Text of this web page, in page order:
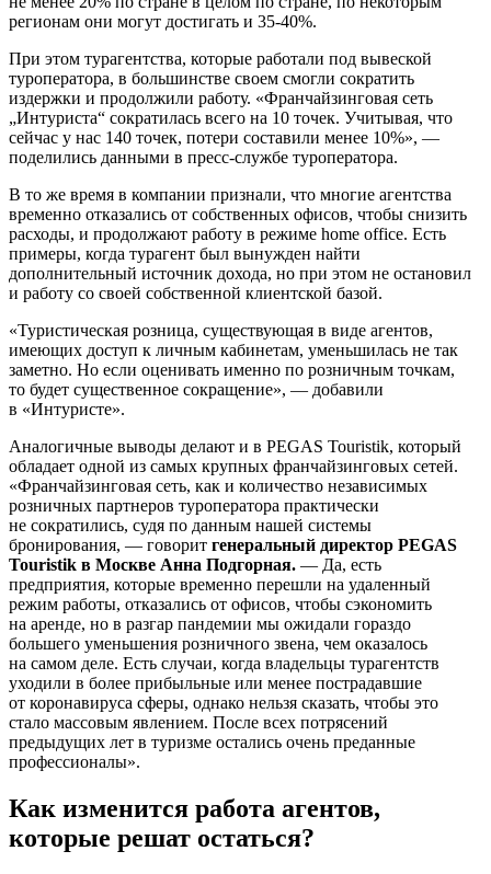
регионам они могут достигать и 35-40%.
При этом турагентства, которые работали под вывеской
туроператора, в большинстве своем смогли сократить
издержки и продолжили работу. «Франчайзинговая сеть
„Интуриста“ сократилась всего на 10 точек. Учитывая, что
сейчас у нас 140 точек, потери составили менее 10%», —
поделились данными в пресс-службе туроператора.
В то же время в компании признали, что многие агентства
временно отказались от собственных офисов, чтобы снизить
расходы, и продолжают работу в режиме home office. Есть
примеры, когда турагент был вынужден найти
дополнительный источник дохода, но при этом не остановил
и работу со своей собственной клиентской базой.
«Туристическая розница, существующая в виде агентов,
имеющих доступ к личным кабинетам, уменьшилась не так
заметно. Но если оценивать именно по розничным точкам,
то будет существенное сокращение», — добавили
в «Интуристе».
Аналогичные выводы делают и в PEGAS Touristik, который
обладает одной из самых крупных франчайзинговых сетей.
«Франчайзинговая сеть, как и количество независимых
розничных партнеров туроператора практически
не сократились, судя по данным нашей системы
бронирования, — говорит генеральный директор PEGAS
Touristik в Москве Анна Подгорная. — Да, есть
предприятия, которые временно перешли на удаленный
режим работы, отказались от офисов, чтобы сэкономить
на аренде, но в разгар пандемии мы ожидали гораздо
большего уменьшения розничного звена, чем оказалось
на самом деле. Есть случаи, когда владельцы турагентств
уходили в более прибыльные или менее пострадавшие
от коронавируса сферы, однако нельзя сказать, чтобы это
стало массовым явлением. После всех потрясений
предыдущих лет в туризме остались очень преданные
профессионалы».
Как изменится работа агентов,
которые решат остаться?